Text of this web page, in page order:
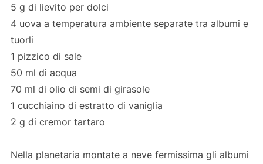
5 g di lievito per dolci
4 uova a temperatura ambiente separate tra albumi e
tuorli
1 pizzico di sale
50 ml di acqua
70 ml di olio di semi di girasole
1 cucchiaino di estratto di vaniglia
2 g di cremor tartaro
Nella planetaria montate a neve fermissima gli albumi